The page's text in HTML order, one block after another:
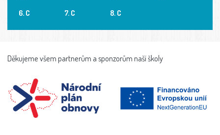
6. C 7. C 8. C
Děkujeme všem partnerům a sponzorům naší školy